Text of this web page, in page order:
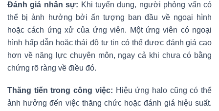
Đánh giá nhân sự: Khi tuyển dụng, người phỏng vấn có
thể bị ảnh hưởng bởi ấn tượng ban đầu về ngoại hình
hoặc cách ứng xử của ứng viên. Một ứng viên có ngoại
hình hấp dẫn hoặc thái độ tự tin có thể được đánh giá cao
hơn về năng lực chuyên môn, ngay cả khi chưa có bằng
chứng rõ ràng về điều đó.
Thăng tiến trong công việc: Hiệu ứng halo cũng có thể
ảnh hưởng đến việc thăng chức hoặc đánh giá hiệu suất.